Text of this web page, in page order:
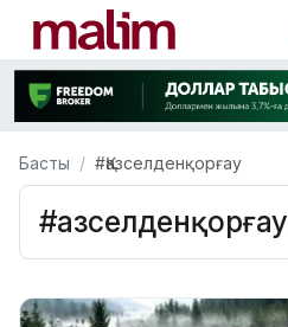
Басты #Қазселденқорғау
#Қазселденқорғау